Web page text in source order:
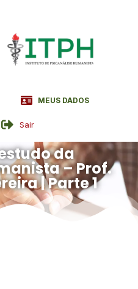
MEUS DADOS
Sair
da
– Prof.
| Parte 1